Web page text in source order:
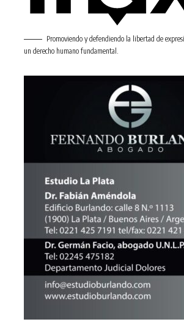
Promoviendo y defendiendo la libertad de
un derecho humano fundamental.